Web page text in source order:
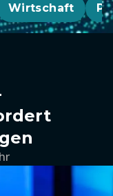
Wirtschaft